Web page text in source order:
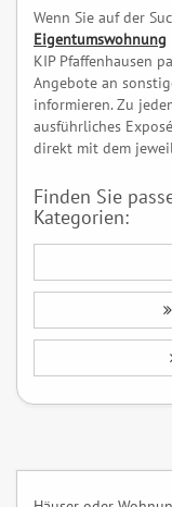
Wenn Sie auf der
Eigentumswohnung
KIP Pfaffenhausen
Angebote an
informieren. Zu
ausführliches
direkt mit dem
Finden Sie
Kategorien: